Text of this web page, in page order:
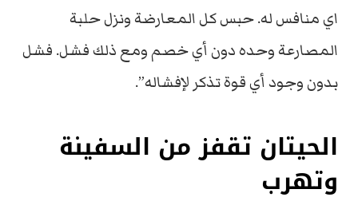
اي منافس له. حبس كل المعارضة ونزل حلبة
المصارعة وحده دون أي خصم ومع ذلك فشل. فشل
بدون وجود أي قوة تذكر لإفشاله”.
الحيتان تقفز من السفينة
وتهرب